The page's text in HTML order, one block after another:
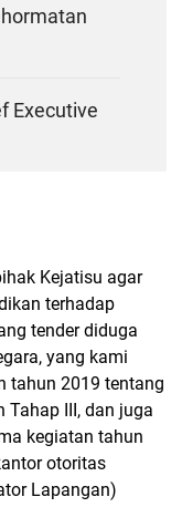
Executive
Kejatisu agar
terhadap
tender diduga
yang kami
tahun 2019 tentang
Tahap III, dan juga
kegiatan tahun
otoritas
Lapangan)